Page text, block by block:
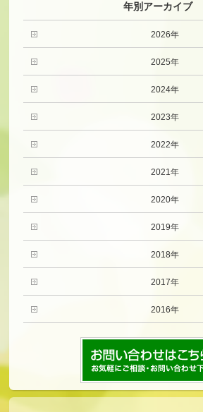
年別アーカイブ
2026年
2025年
2024年
2023年
2022年
2021年
2020年
2019年
2018年
2017年
2016年